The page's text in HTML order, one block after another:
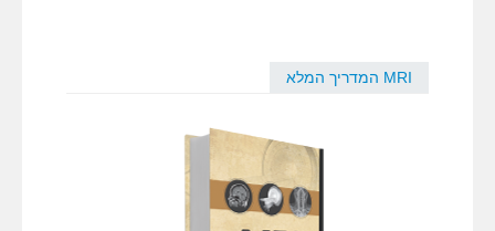
MRI המדריך המלא